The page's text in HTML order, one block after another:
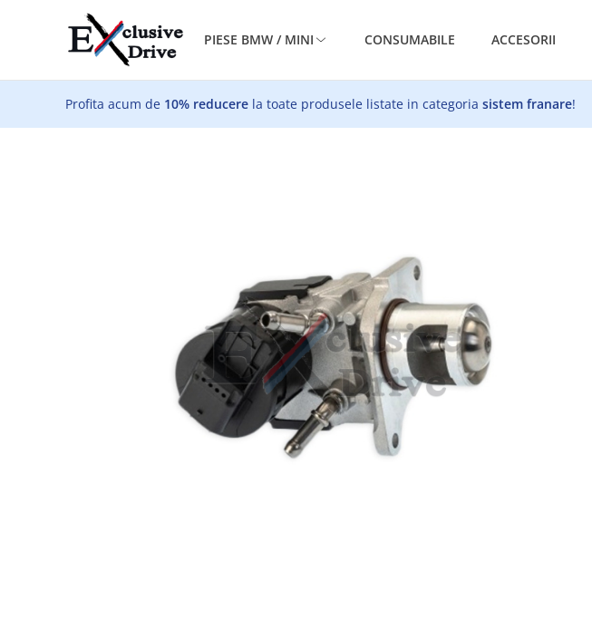
PIESE BMW / MINI CONSUMABILE ACCESORII
Profita acum de 10% reducere la toate produsele listate in categoria sistem franare!